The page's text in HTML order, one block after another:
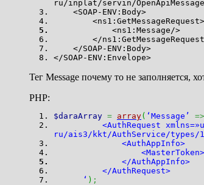
ru/inplat/servin/
<SOAP-ENV:Body>
<ns1:GetMessageRequest>
<ns1:Message/>
</
</SOAP-ENV:Body>
</SOAP-ENV:Envelope>
Тег Message почему то не заполняется,
PHP:
$daraArray = array( ‘Message’ =>
<AuthRequest
ru/ais3/kkt/AuthService/types/
<AuthAppInfo>
</AuthAppInfo>
</AuthRequest>
‘ ) ;